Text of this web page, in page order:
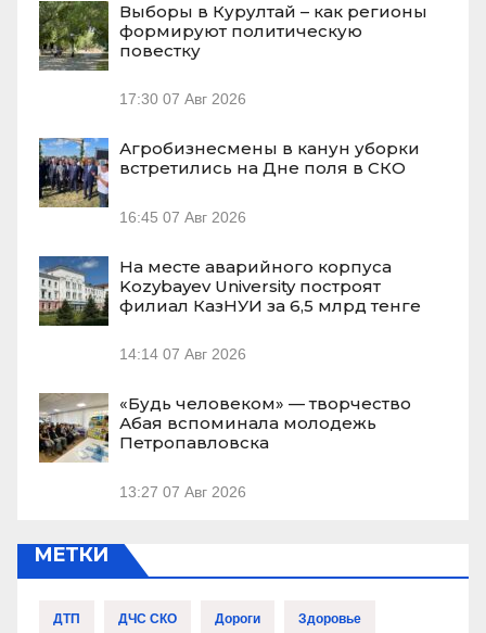
Выборы в Курултай – как регионы
формируют политическую
повестку
17:30 07 Авг 2026
Агробизнесмены в канун уборки
встретились на Дне поля в СКО
16:45 07 Авг 2026
На месте аварийного корпуса
Kozybayev University построят
филиал КазНУИ за 6,5 млрд тенге
14:14 07 Авг 2026
«Будь человеком» — творчество
Абая вспоминала молодежь
Петропавловска
13:27 07 Авг 2026
МЕТКИ
ДТП ДЧС СКО Дороги Здоровье